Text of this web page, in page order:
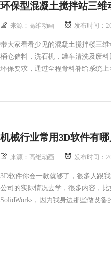
环保型混凝土搅拌站三维
来源：高维动画 发布时间：
带大家看看少见的混凝土搅拌楼三
桶仓储料，洗石机，罐车清洗及废
环保要求，通过全程骨料补给系统
机械行业常用3D软件有
来源：高维动画 发布时间：
3D软件你会一款就够了，很多人跟
公司的实际情况去学，很多内容，
SolidWorks，因为我身边那些做设